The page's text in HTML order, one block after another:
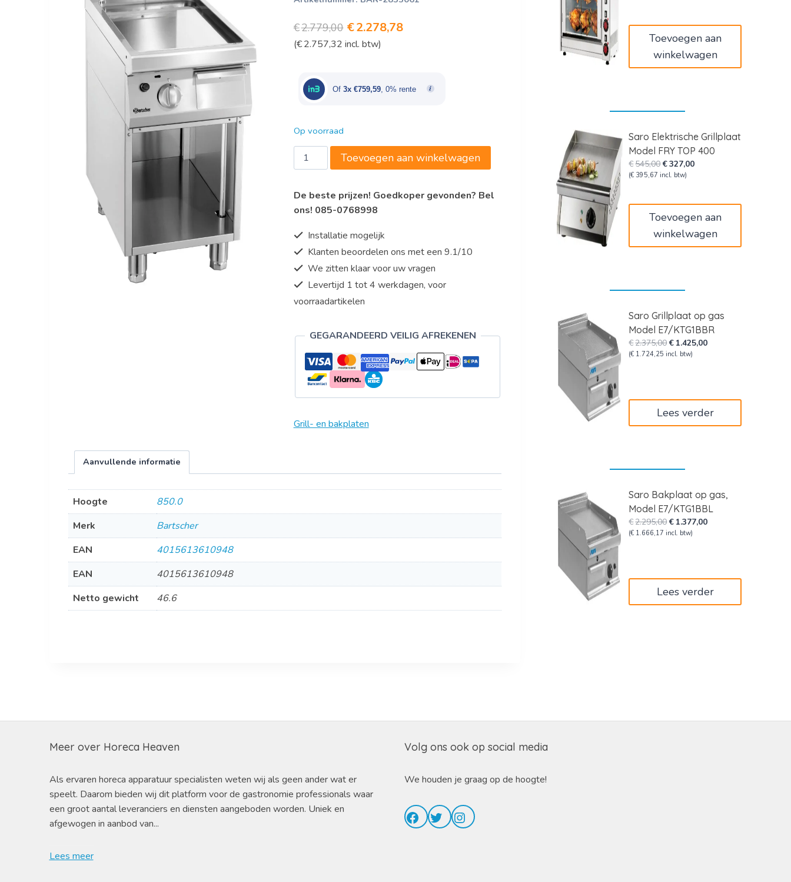
€2.779,00 Oorspronkelijke
prijs
€2.779,00.
€2.278,78Huidige
€2.278,78.
(€ 2.757,32 incl. btw)
Of 3x €759,59, 0% rente
Op voorraad
Bartscher
Grillplaat
700,
B400,
aantal
Toevoegen aan winkelwagen
De beste prijzen! Goedkoper gevonden? Bel
ons! 085-0768998
Installatie mogelijk
Klanten beoordelen ons met een 9.1/10
We zitten klaar voor uw vragen
Levertijd 1 tot 4 werkdagen, voor
voorraadartikelen
GEGARANDEERD VEILIG AFREKENEN
Grill- en bakplaten
Aanvullende informatie
Hoogte
850.0
Merk
Bartscher
EAN
4015613610948
EAN
4015613610948
Netto gewicht
46.6
Toevoegen aan
winkelwagen
Saro Elektrische Grillplaat
Model FRY TOP 400
€545,00Oorspronkelijke
prijs
€327,00Huidige
(€ 395,67 incl. btw)
Toevoegen aan
winkelwagen
Saro Grillplaat op gas
Model E7/KTG1BBR
€2.375,00Oorspronkelijke
prijs
€ 1.425,00Huidige
(€ 1.724,25 incl. btw)
Lees verder
Saro Bakplaat op gas,
Model E7/KTG1BBL
€2.295,00Oorspronkelijke
prijs
€ 1.377,00Huidige
(€ 1.666,17 incl. btw)
Lees verder
Meer over Horeca Heaven
Als ervaren horeca apparatuur specialisten weten wij als geen ander wat er
speelt. Daarom bieden wij dit platform voor de gastronomie professionals waar
een groot aantal leveranciers en diensten aangeboden worden. Uniek en
afgewogen in aanbod van...
Lees meer
Volg ons ook op social media
We houden je graag op de hoogte!
Facebook
TwitterInstagram